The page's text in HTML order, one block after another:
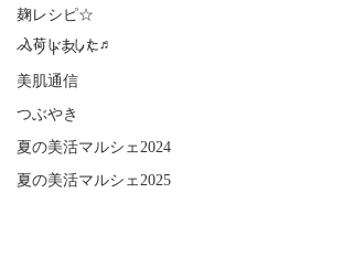
麹レシピ☆
ヘッドスパ
美肌通信
つぶやき
夏の美活マルシェ2024
夏の美活マルシェ2025
入荷しました♬